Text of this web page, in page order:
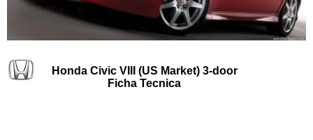
Honda Civic VIII (US Market) 3-door
Ficha Tecnica